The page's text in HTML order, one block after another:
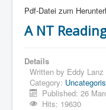
Pdf-Datei zum
A NT
Details
Written by Eddy Lanz
Category:
Published: 26
Hits: 19630